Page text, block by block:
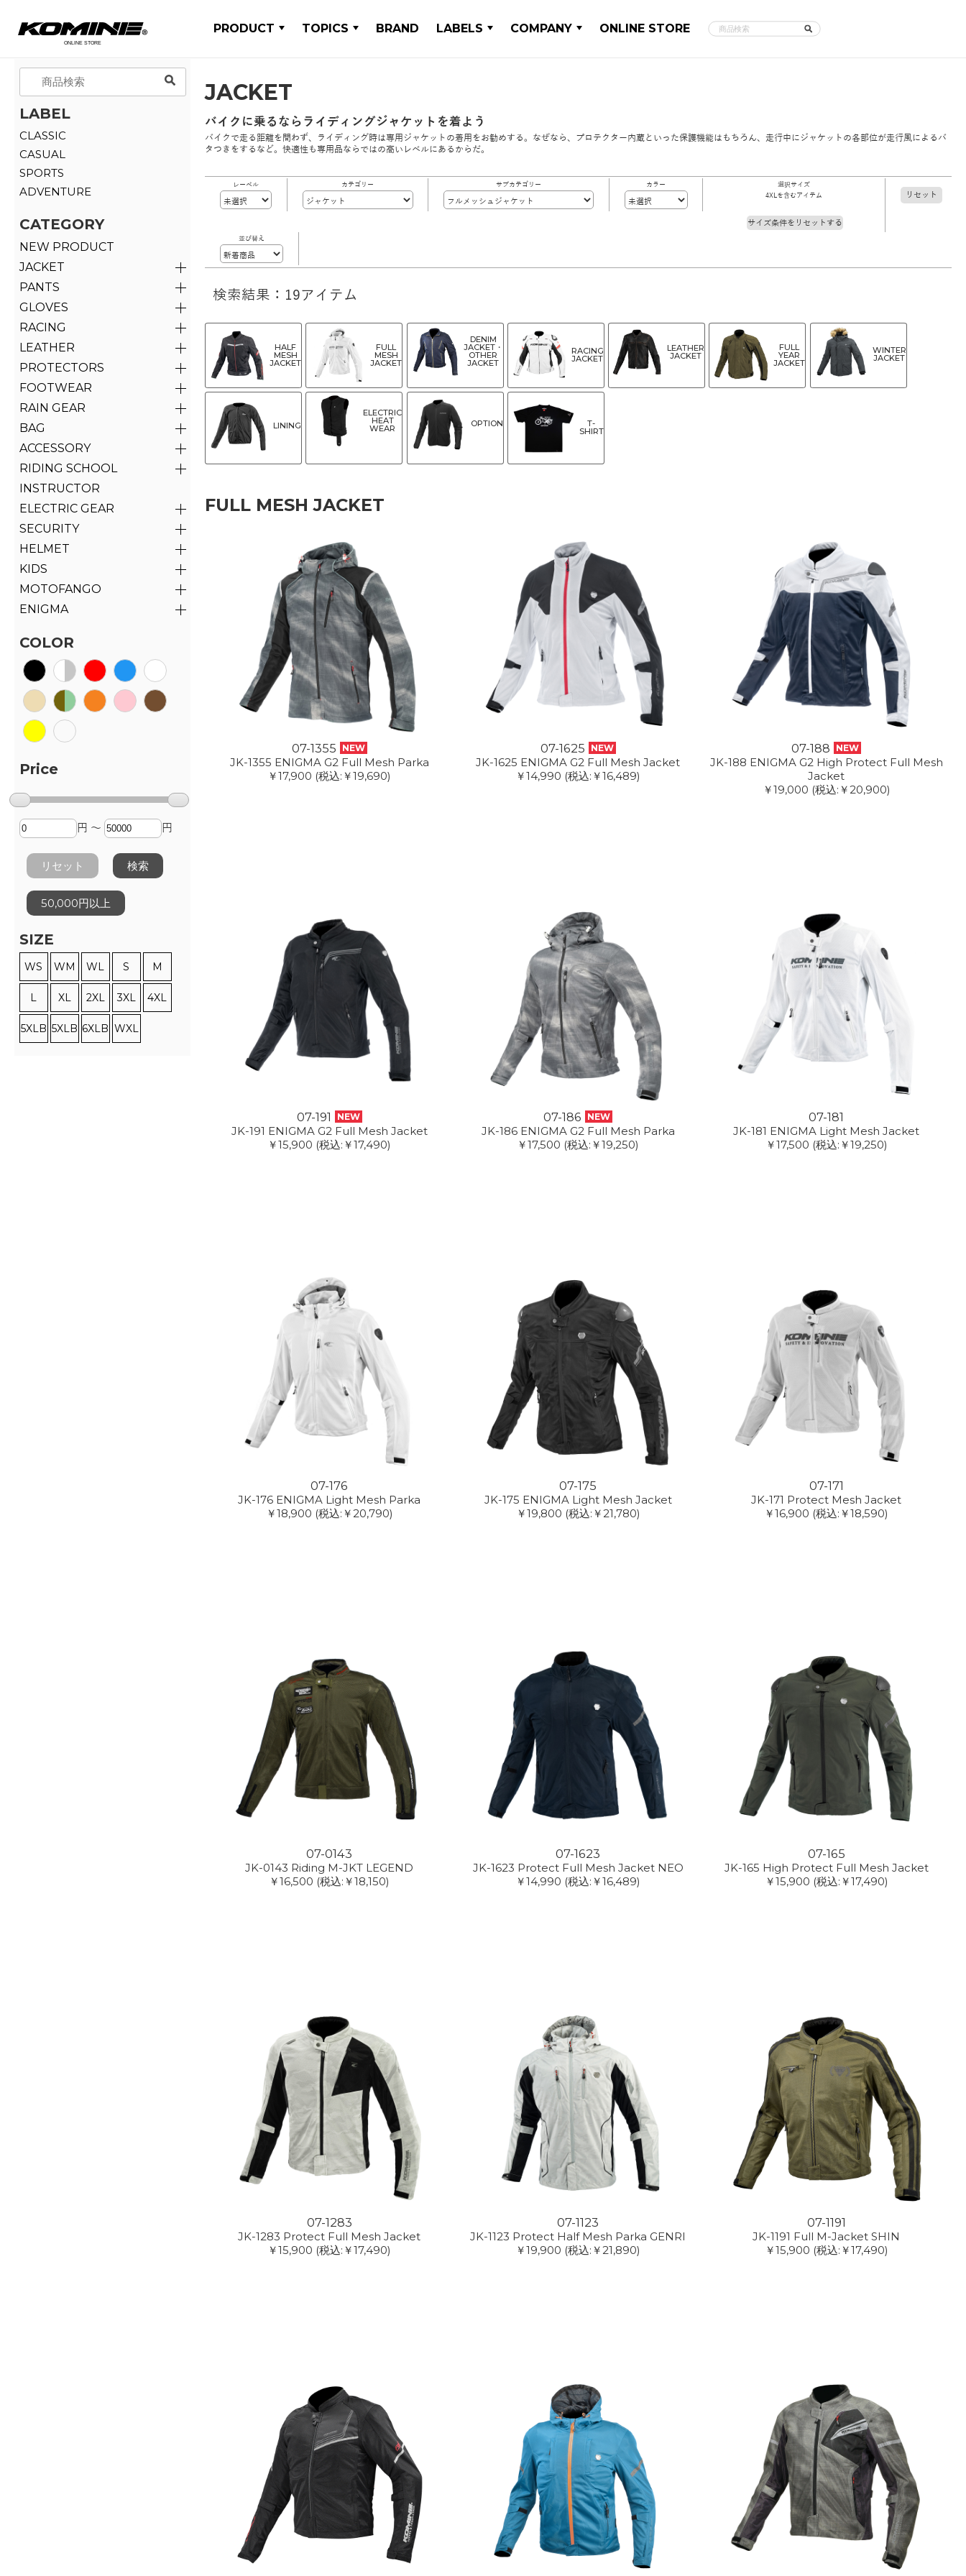
PRODUCT TOPICS BRAND LABELS COMPANY ONLINE STORE
LABEL
CLASSIC
CASUAL
SPORTS
ADVENTURE
CATEGORY
NEW PRODUCT
JACKET
PANTS
GLOVES
RACING
LEATHER
PROTECTORS
FOOTWEAR
RAIN GEAR
BAG
ACCESSORY
RIDING SCHOOL
INSTRUCTOR
ELECTRIC GEAR
SECURITY
HELMET
KIDS
MOTOFANGO
ENIGMA
COLOR
Price
円 ～ 円
リセット 検索
50,000円以上
SIZE
WS WM WL S M
L XL 2XL 3XL 4XL
5XLB 5XLB 6XLB WXL
JACKET
バイクに乗るならライディングジャケットを着よう
バイクで走る距離を問わず、ライディング時は専用ジャケットの着用をお勧めする。なぜなら、プロテクター内蔵といった保護機能はもちろん、走行中にジャケットの各部位が走行風によるバ
タつきをするなど。快適性も専用品ならではの高いレベルにあるからだ。
レーベル カテゴリー サブカテゴリー カラー
選択サイズ
4XLを含むアイテム
サイズ条件をリセットする
並び替え
リセット
検索結果：19アイテム
HALF
MESH
JACKET
FULL
MESH
JACKET
DENIM
JACKET・
OTHER
JACKET
RACING
JACKET
LEATHER
JACKET
FULL
YEAR
JACKET
WINTER
JACKET
LINING
ELECTRIC
HEAT
WEAR OPTION T-
SHIRT
FULL MESH JACKET
07-1355 NEW
JK-1355 ENIGMA G2 Full Mesh Parka
￥17,900 (税込:￥19,690)
07-1625 NEW
JK-1625 ENIGMA G2 Full Mesh Jacket
￥14,990 (税込:￥16,489)
07-188 NEW
JK-188 ENIGMA G2 High Protect Full Mesh
Jacket
￥19,000 (税込:￥20,900)
07-191 NEW
JK-191 ENIGMA G2 Full Mesh Jacket
￥15,900 (税込:￥17,490)
07-186 NEW
JK-186 ENIGMA G2 Full Mesh Parka
￥17,500 (税込:￥19,250)
07-181
JK-181 ENIGMA Light Mesh Jacket
￥17,500 (税込:￥19,250)
07-176
JK-176 ENIGMA Light Mesh Parka
￥18,900 (税込:￥20,790)
07-175
JK-175 ENIGMA Light Mesh Jacket
￥19,800 (税込:￥21,780)
07-171
JK-171 Protect Mesh Jacket
￥16,900 (税込:￥18,590)
07-0143
JK-0143 Riding M-JKT LEGEND
￥16,500 (税込:￥18,150)
07-1623
JK-1623 Protect Full Mesh Jacket NEO
￥14,990 (税込:￥16,489)
07-165
JK-165 High Protect Full Mesh Jacket
￥15,900 (税込:￥17,490)
07-1283
JK-1283 Protect Full Mesh Jacket
￥15,900 (税込:￥17,490)
07-1123
JK-1123 Protect Half Mesh Parka GENRI
￥19,900 (税込:￥21,890)
07-1191
JK-1191 Full M-Jacket SHIN
￥15,900 (税込:￥17,490)